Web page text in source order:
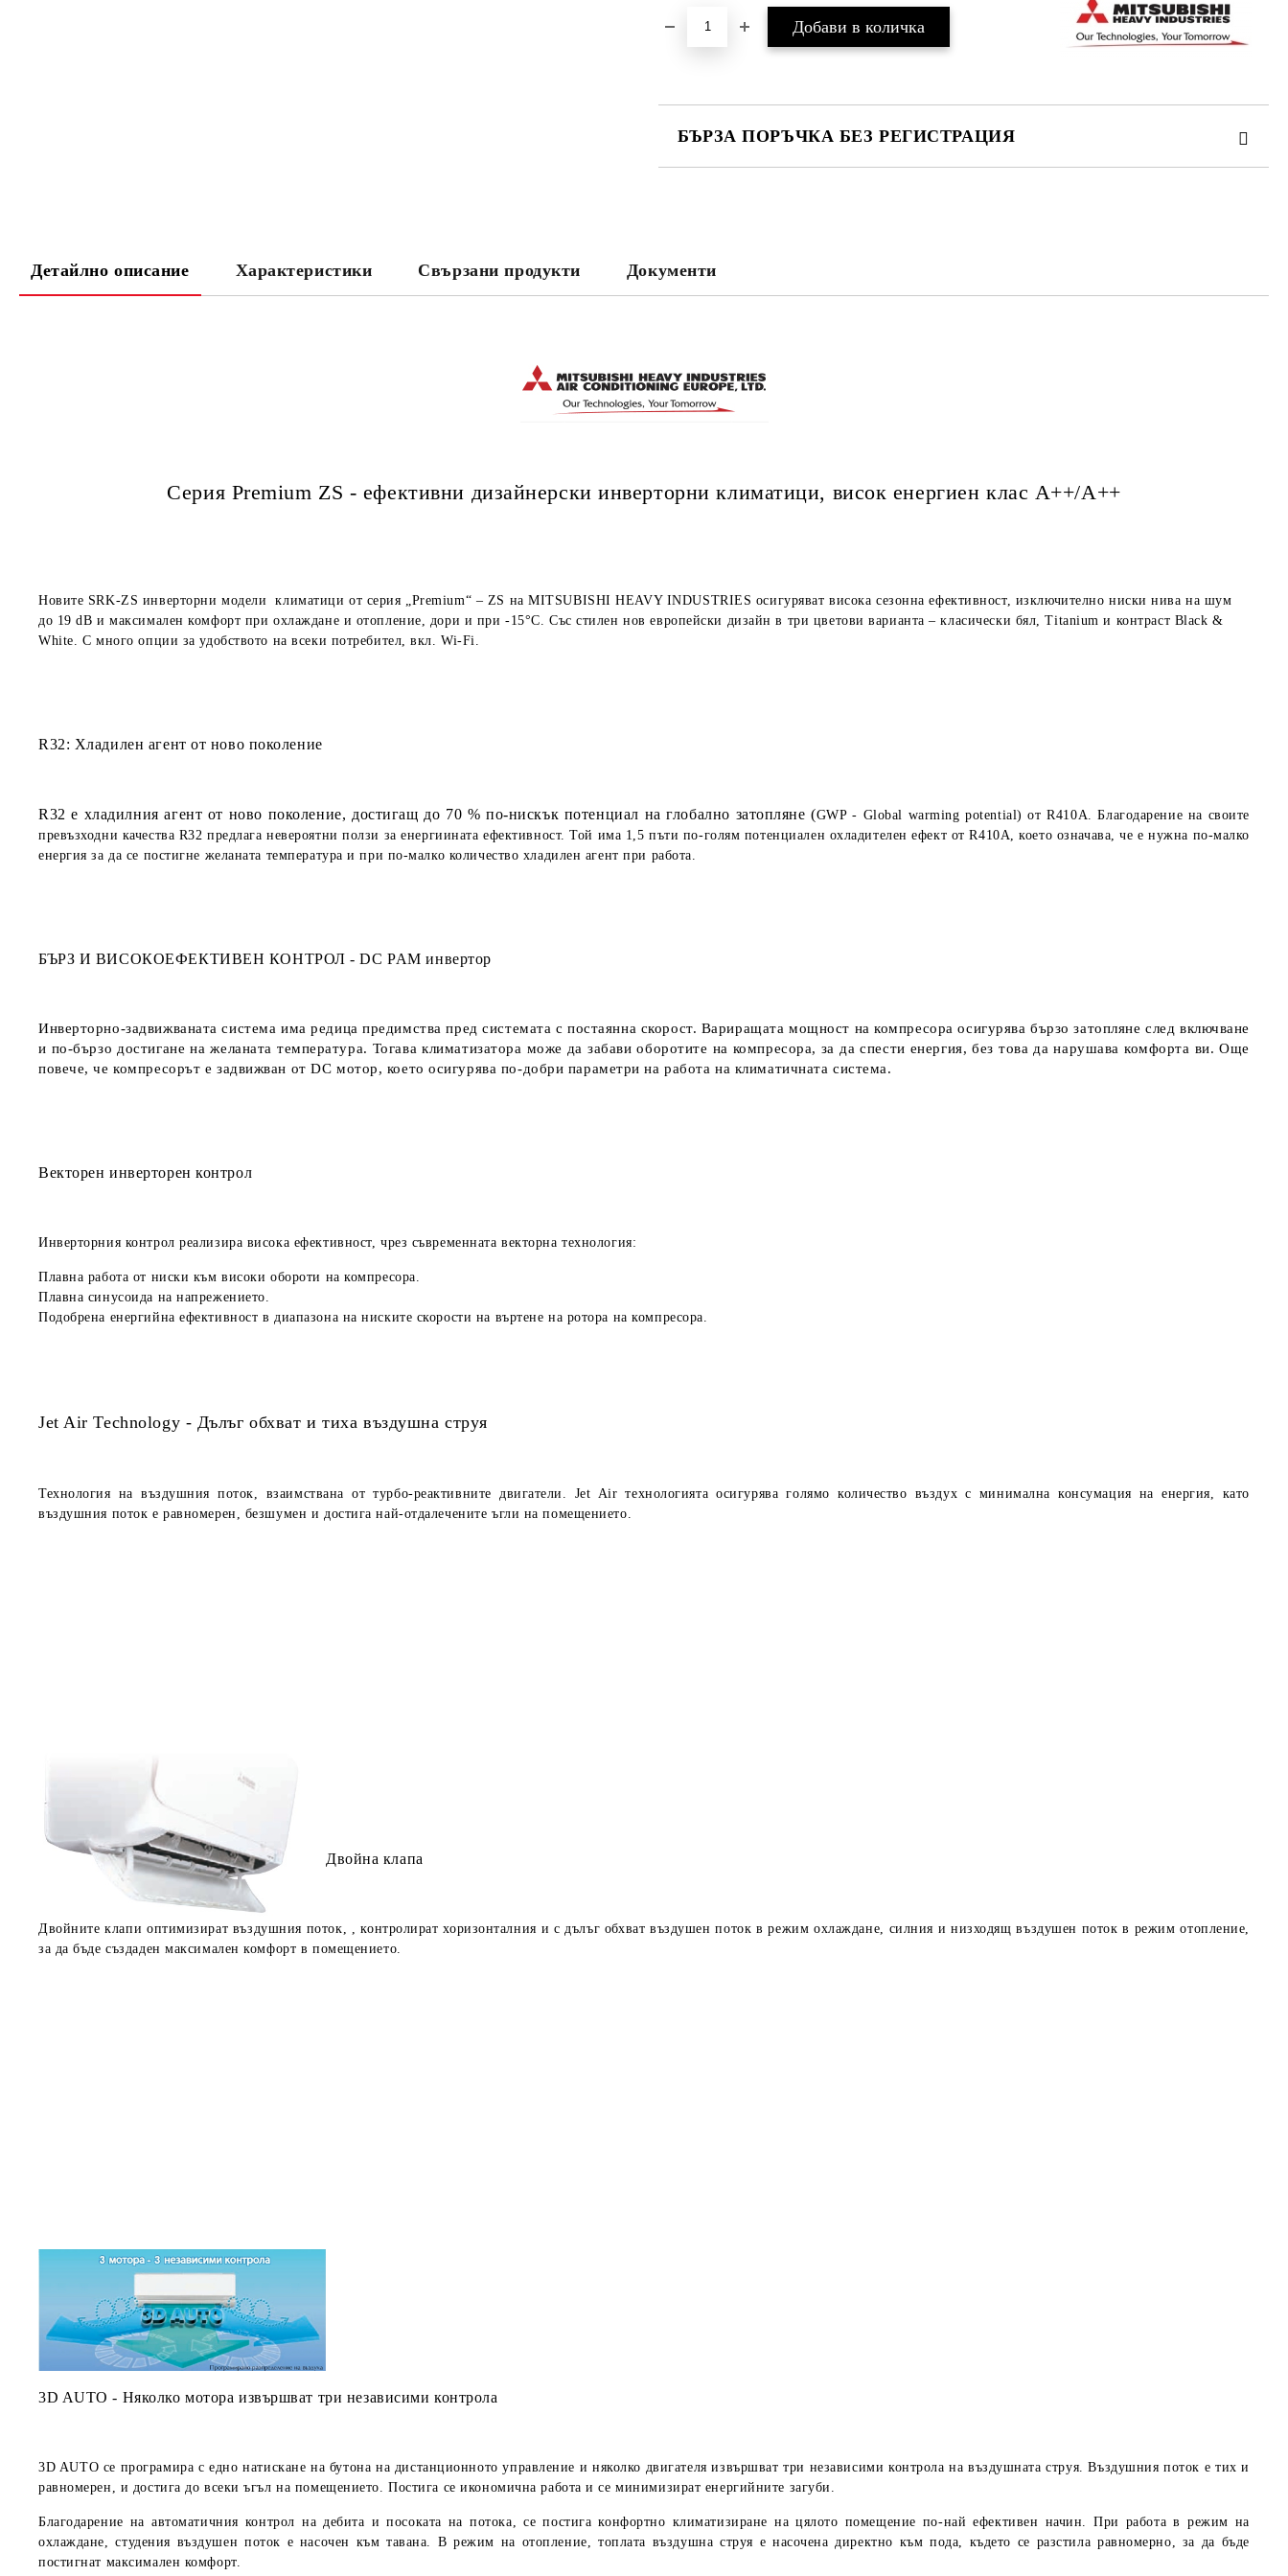
БЪРЗА ПОРЪЧКА БЕЗ РЕГИСТРАЦИЯ
Съгласен съм с
Детайлно описание Характеристики Свързани продукти Документи
Серия Premium ZS - ефективни дизайнерски инверторни климатици, висок eнергиен клас А++/A++
Новите SRK-ZS инверторни модели климатици от серия „Premium“ – ZS на MITSUBISHI HEAVY INDUSTRIES осигуряват висока сезонна ефективност, изключително ниски нива на шум
до 19 dB и максимален комфорт при охлаждане и отопление, дори и при -15°C. Със стилен нов европейски дизайн в три цветови варианта – класически бял, Titanium и контраст Black &
White. С много опции за удобството на всеки потребител, вкл. Wi-Fi.
R32: Хладилен агент от ново поколение
R32 е хладилния агент от ново поколение, достигащ до 70 % по-нискък потенциал на глобално затопляне (GWP - Global warming potential) от R410A. Благодарение на своите
превъзходни качества R32 предлага невероятни ползи за енергиината ефективност. Той има 1,5 пъти по-голям потенциален охладителен ефект от R410A, което означава, че е нужна по-малко
енергия за да се постигне желаната температура и при по-малко количество хладилен агент при работа.
БЪРЗ И ВИСОКОЕФЕКТИВЕН КОНТРОЛ - DC PAM инвертор
Инверторно-задвижваната система има редица предимства пред системата с постаянна скорост. Вариращата мощност на компресора осигурява бързо затопляне след включване
и по-бързо достигане на желаната температура. Тогава климатизатора може да забави оборотите на компресора, за да спести енергия, без това да нарушава комфорта ви. Още
повече, че компресорът е задвижван от DC мотор, което осигурява по-добри параметри на работа на климатичната система.
Векторен инверторен контрол
Инверторния контрол реализира висока ефективност, чрез съвременната векторна технология:
Плавна работа от ниски към високи обороти на компресора.
Плавна синусоида на напрежението.
Подобрена енергийна ефективност в диапазона на ниските скорости на въртене на ротора на компресора.
Jet Air Technology - Дълъг обхват и тиха въздушна струя
Технология на въздушния поток, взаимствана от турбо-реактивните двигатели. Jet Airтехнологията осигурява голямо количество въздух с минимална консумация на енергия, като
въздушния поток е равномерен, безшумен и достига най-отдалечените ъгли на помещението.
Двойна клапа
Двойните клапи оптимизират въздушния поток, , контролират хоризонталния и с дълъг обхват въздушен поток в режим охлаждане, силния и низходящ въздушен поток в режим отопление,
за да бъде създаден максимален комфорт в помещението.
3D AUTO - Няколко мотора извършват три независими контрола
3D AUTO се програмира с едно натискане на бутона на дистанционното управление и няколко двигателя извършват три независими контрола на въздушната струя. Въздушния поток е тих и
равномерен, и достига до всеки ъгъл на помещението. Постига се икономична работа и се минимизират енергийните загуби.
Благодарение на автоматичния контрол на дебита и посоката на потока, се постига конфортно климатизиране на цялото помещение по-най ефективен начин. При работа в режим на
охлаждане, студения въздушен поток е насочен към тавана. В режим на отопление, топлата въздушна струя е насочена директно към пода, където се разстила равномерно, за да бъде
постигнат максимален комфорт.